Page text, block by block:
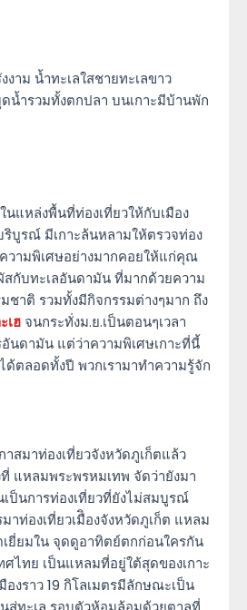
งาม น้ำทะเลใสชายทะเลขาว
น้ำรวมทั้งตกปลา บนเกาะมีบ้านพัก
นแหล่งพื้นที่ท่องเที่ยวให้กับเมือง
บูรณ์ มีเกาะล้นหลามให้ตรวจท่อง
ความพิเศษอย่างมากคอยให้แก่คุณ
กับทะเลอันดามัน ที่มากด้วยความ
ชาติ รวมทั้งมีกิจกรรมต่างๆมาก ถึง
เฮ จนกระทั่งม.ย.เป็นตอนๆเวลา
นดามัน แต่ว่าความพิเศษเกาะที่นี้
ด้ตลอดทั้งปี พวกเรามาทำความรู้จัก
สมาท่องเที่ยวจังหวัดภูเก็ตแล้ว
แหลมพระพรหมเทพ จัดว่ายังมา
เป็นการท่องเที่ยวที่ยังไม่สมบูรณ์
ท่องเที่ยวเมืิองจังหวัดภูเก็ต แหลม
ยี่ยมใน จุดดูอาทิตย์ตกก่อนใครกัน
ไทย เป็นแหลมที่อยู่ใต้สุดของเกาะ
องราว 19 กิโลเมตรมีลักษณะเป็น